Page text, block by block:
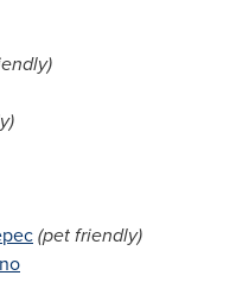
(pet friendly)